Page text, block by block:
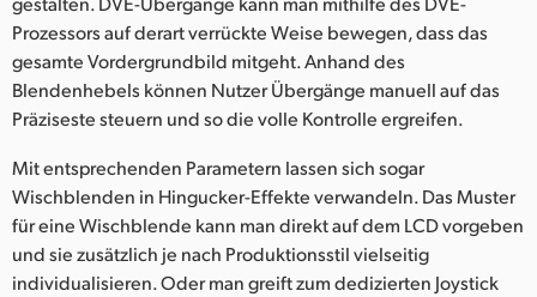
Prozessors auf derart verrückte Weise bewegen, dass das
gesamte Vordergrundbild mitgeht. Anhand des
Blendenhebels können Nutzer Übergänge manuell auf das
Präziseste steuern und so die volle Kontrolle ergreifen.
Mit entsprechenden Parametern lassen sich sogar
Wischblenden in Hingucker-Effekte verwandeln. Das Muster
für eine Wischblende kann man direkt auf dem LCD vorgeben
und sie zusätzlich je nach Produktionsstil vielseitig
individualisieren. Oder man greift zum dedizierten Joystick